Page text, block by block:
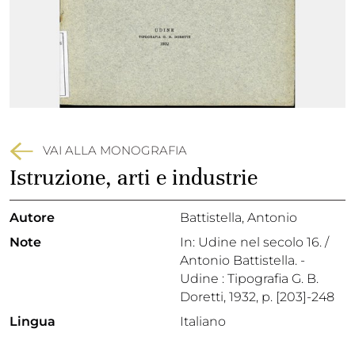
VAI ALLA MONOGRAFIA
Istruzione, arti e industrie
Autore
Battistella, Antonio
Note
In: Udine nel secolo 16. /
Antonio Battistella. -
Udine : Tipografia G. B.
Doretti, 1932, p. [203]-248
Lingua
Italiano